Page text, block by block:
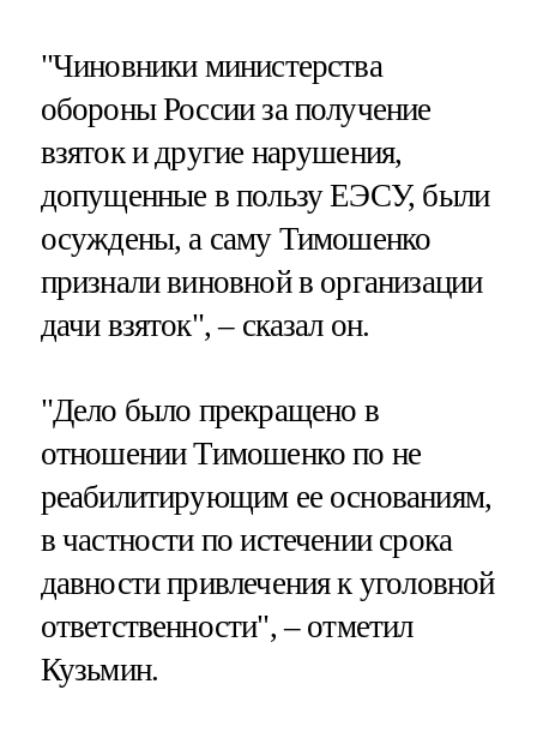
"Чиновники министерства
обороны России за получение
взяток и другие нарушения,
допущенные в пользу ЕЭСУ, были
осуждены, а саму Тимошенко
признали виновной в организации
дачи взяток", – сказал он.
"Дело было прекращено в
отношении Тимошенко по не
реабилитирующим ее основаниям,
в частности по истечении срока
давности привлечения к уголовной
ответственности", – отметил
Кузьмин.